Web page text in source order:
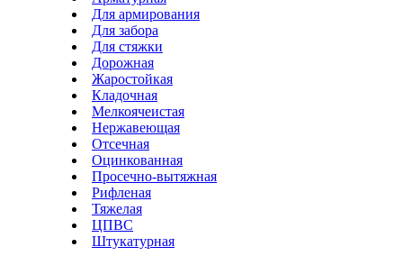
Для армирования
Для забора
Для стяжки
Дорожная
Жаростойкая
Кладочная
Мелкоячеистая
Нержавеющая
Отсечная
Оцинкованная
Просечно-вытяжная
Рифленая
Тяжелая
ЦПВС
Штукатурная